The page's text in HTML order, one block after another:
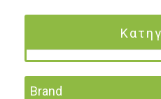
Brand